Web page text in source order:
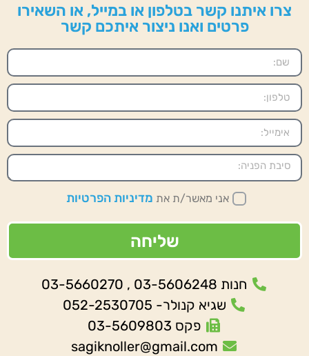
צרו איתנו קשר בטלפון או במייל, או השאירו
פרטים ואנו ניצור איתכם קשר
אני מאשר/ת את מדיניות הפרטיות
שליחה
חנות 03-5606248 , 03-5660270
שגיא קנולר- 052-2530705
פקס 03-5609803
sagiknoller@gmail.com